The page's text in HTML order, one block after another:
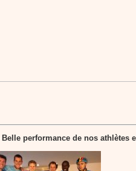
Belle performance de nos athlètes